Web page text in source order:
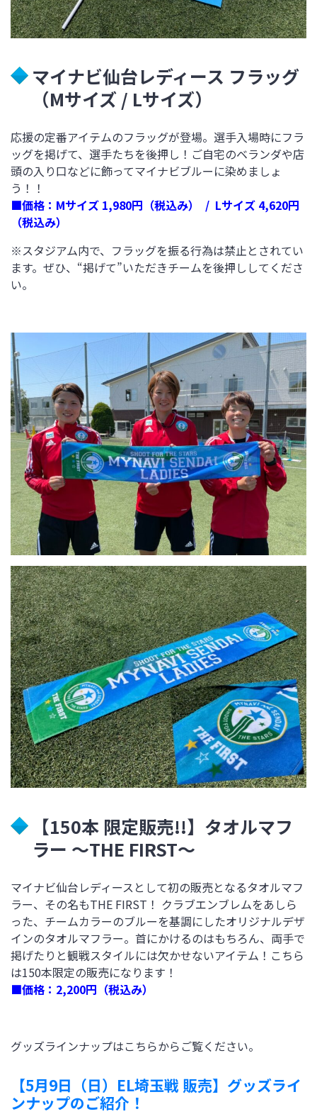
マイナビ仙台レディース フラッグ
（Mサイズ / Lサイズ）
応援の定番アイテムのフラッグが登場。選手入場時にフラ
ッグを掲げて、選手たちを後押し！ご自宅のベランダや店
頭の入り口などに飾ってマイナビブルーに染めましょ
う！！
■価格：Mサイズ 1,980円（税込み） / Lサイズ 4,620円
（税込み）
※スタジアム内で、フラッグを振る行為は禁止とされてい
ます。ぜひ、“掲げて”いただきチームを後押ししてくださ
い。
【150本 限定販売!!】タオルマフ
ラー ～THE FIRST～
マイナビ仙台レディースとして初の販売となるタオルマフ
ラー、その名もTHE FIRST！ クラブエンブレムをあしら
った、チームカラーのブルーを基調にしたオリジナルデザ
インのタオルマフラー。首にかけるのはもちろん、両手で
掲げたりと観戦スタイルには欠かせないアイテム！こちら
は150本限定の販売になります！
■価格：2,200円（税込み）
グッズラインナップはこちらからご覧ください。
【5月9日（日）EL埼玉戦 販売】グッズライ
ンナップのご紹介！